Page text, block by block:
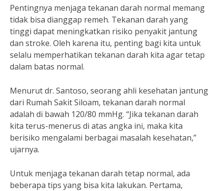
Pentingnya menjaga tekanan darah normal memang
tidak bisa dianggap remeh. Tekanan darah yang
tinggi dapat meningkatkan risiko penyakit jantung
dan stroke. Oleh karena itu, penting bagi kita untuk
selalu memperhatikan tekanan darah kita agar tetap
dalam batas normal.
Menurut dr. Santoso, seorang ahli kesehatan jantung
dari Rumah Sakit Siloam, tekanan darah normal
adalah di bawah 120/80 mmHg. “Jika tekanan darah
kita terus-menerus di atas angka ini, maka kita
berisiko mengalami berbagai masalah kesehatan,”
ujarnya.
Untuk menjaga tekanan darah tetap normal, ada
beberapa tips yang bisa kita lakukan. Pertama,